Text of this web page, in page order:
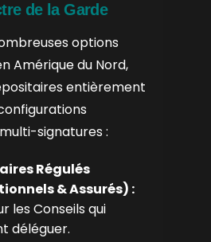
de la Garde
options
Amérique du Nord,
entièrement
signatures :
Régulés
& Assurés) :
les Conseils qui
déléguer.